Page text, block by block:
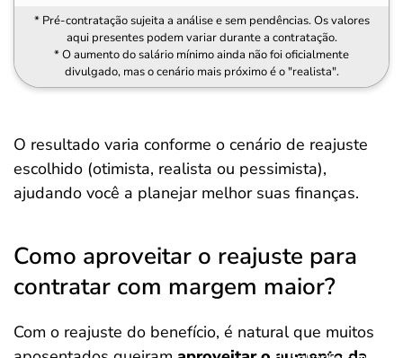
* Pré-contratação sujeita a análise e sem pendências. Os valores
aqui presentes podem variar durante a contratação.
* O aumento do salário mínimo ainda não foi oficialmente
divulgado, mas o cenário mais próximo é o "realista".
O resultado varia conforme o cenário de reajuste
escolhido (otimista, realista ou pessimista),
ajudando você a planejar melhor suas finanças.
Como aproveitar o reajuste para
contratar com margem maior?
Com o reajuste do benefício, é natural que muitos